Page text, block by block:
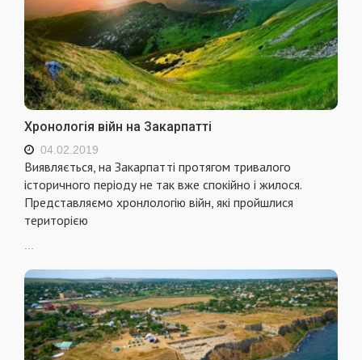
Хронологія війн на Закарпатті
04.02.2019
Виявляється, на Закарпатті протягом тривалого
історичного періоду не так вже спокійно і жилося.
Представляємо хронлологію війн, які пройшлися
територією